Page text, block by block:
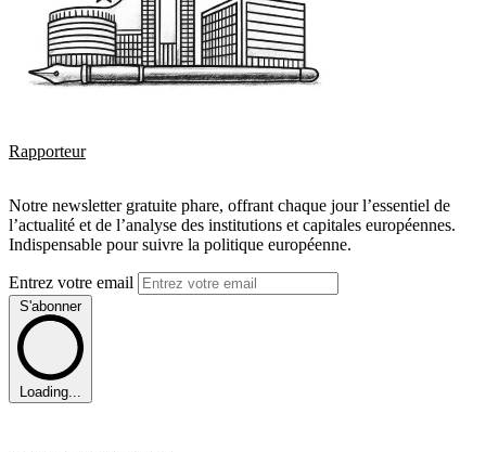
Rapporteur
Notre newsletter gratuite phare, offrant chaque jour l’essentiel de
l’actualité et de l’analyse des institutions et capitales européennes.
Indispensable pour suivre la politique européenne.
Entrez votre email
S'abonner
Loading...